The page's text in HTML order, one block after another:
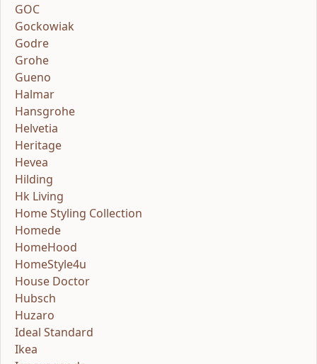
GOC
Gockowiak
Godre
Grohe
Gueno
Halmar
Hansgrohe
Helvetia
Heritage
Hevea
Hilding
Hk Living
Home Styling Collection
Homede
HomeHood
HomeStyle4u
House Doctor
Hubsch
Huzaro
Ideal Standard
Ikea